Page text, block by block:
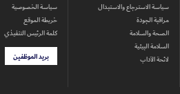
سياسة الاسترجاع والاستبدال
مراقبة الجودة
الصحة والسلامة
السلامة البيئية
لائحة الآداب
سياسة الخصوصية
خريطة الموقع
كلمة الرئيس التنفيذي
بريد الموظفين